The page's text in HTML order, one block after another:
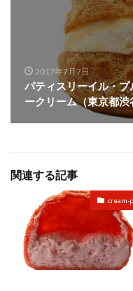
2017年7月7日
パティスリーイル・
ークリーム（東京都渋
関連する記事
cream-